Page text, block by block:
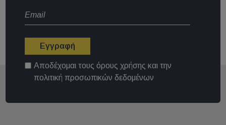
Εγγραφή
Αποδέχομαι τους όρους χρήσης και την
πολιτική προσωπικών δεδομένων